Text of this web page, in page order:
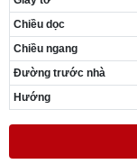
Chiều dọc
Chiều ngang
Đường trước nhà
Hướng